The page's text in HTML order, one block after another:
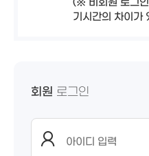
기시간의 차이가
회원 로그인